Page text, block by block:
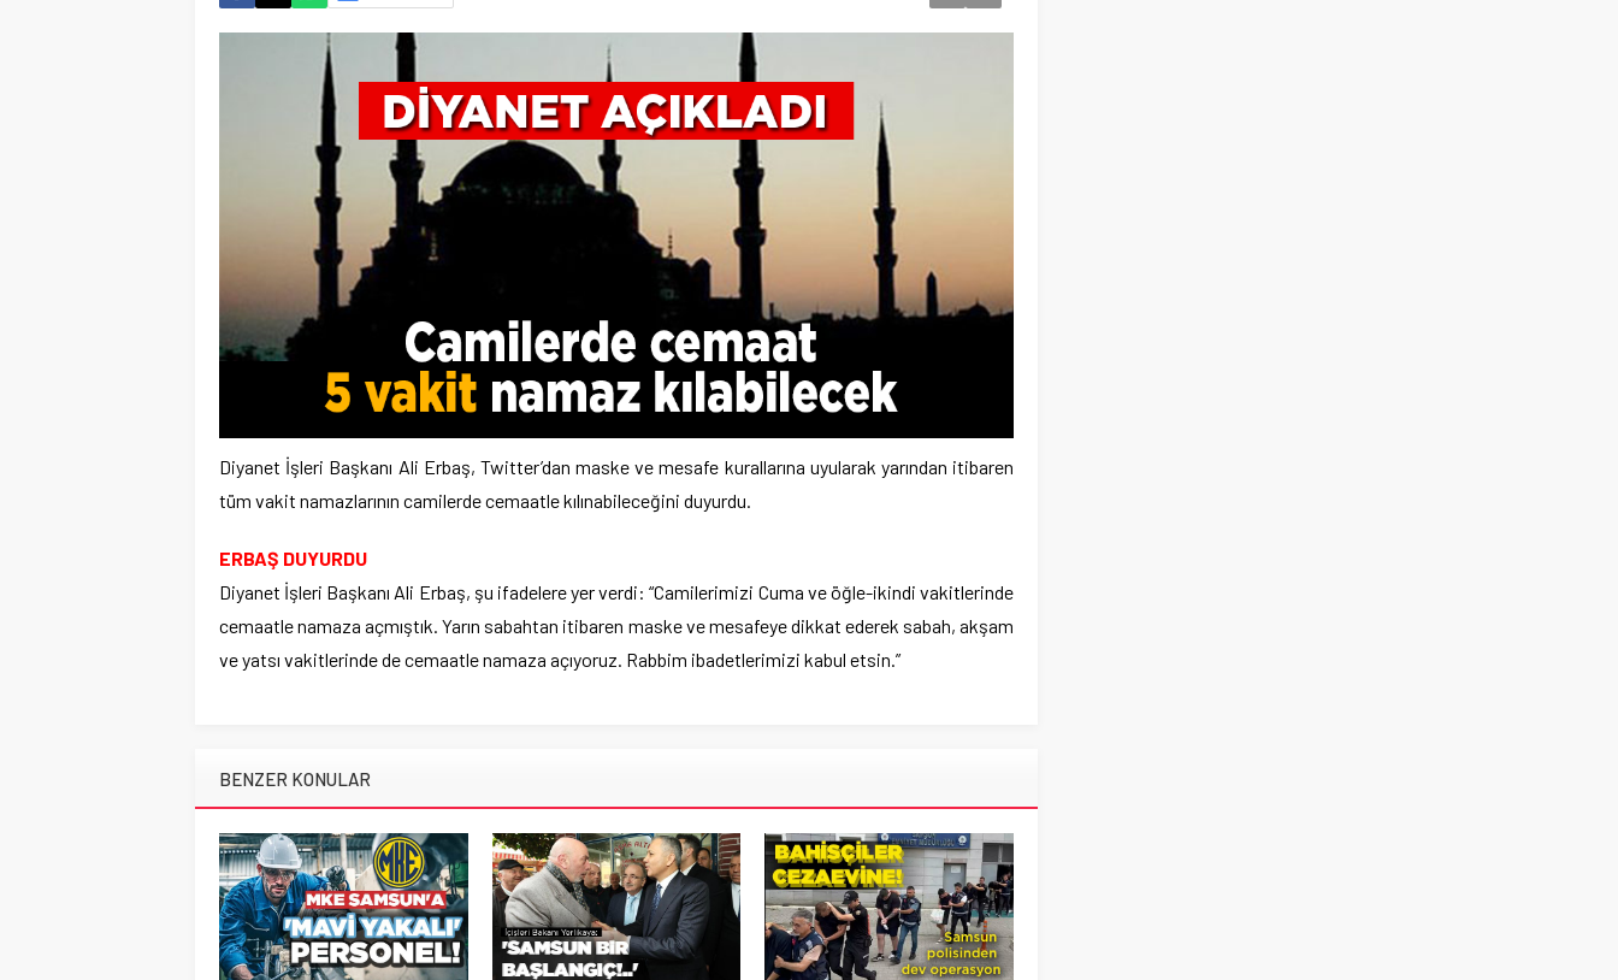
Diyanet İşleri Başkanı Ali Erbaş, Twitter’dan maske ve mesafe kurallarına uyularak yarından itibaren
tüm vakit namazlarının camilerde cemaatle kılınabileceğini duyurdu.
ERBAŞ DUYURDU
Diyanet İşleri Başkanı Ali Erbaş, şu ifadelere yer verdi: “Camilerimizi Cuma ve öğle-ikindi vakitlerinde
cemaatle namaza açmıştık. Yarın sabahtan itibaren maske ve mesafeye dikkat ederek sabah, akşam
ve yatsı vakitlerinde de cemaatle namaza açıyoruz. Rabbim ibadetlerimizi kabul etsin.”
BENZER KONULAR